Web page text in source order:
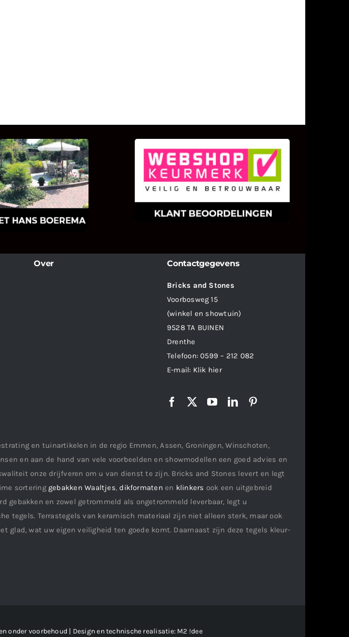
MET HANS
ontstaan is en
motiveert in de
en tegels!
KLANT BEOORDELINGEN
We zijn er zeer op gesteld om te
weten wat u als klant van ons en
onze diensten vindt.
Over Contactgegevens
Bricks and Stones
Voorbosweg 15
(winkel en showtuin)
9528 TA BUINEN
Drenthe
Telefoon:0599 – 212 082
E-mail: Klik hier
en tuinartikelen in de regio Emmen, Assen, Groningen, Winschoten,
en aan de hand van vele voorbeelden en showmodellen een goed advies en
onze drijfveren om u van dienst te zijn. Bricks and Stones levert en legt
sortering gebakken Waaltjes, dikformaten en klinkers ook een uitgebreid
gebakken en zowel getrommeld als ongetrommeld leverbaar, legt u
tegels. Terrastegels van keramisch materiaal zijn niet alleen sterk, maar ook
glad, wat uw eigen veiligheid ten goede komt. Daarnaast zijn deze tegels kleur-
onder voorbehoud | Design en technische realisatie: M2 !dee